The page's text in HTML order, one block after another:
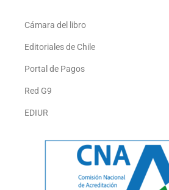
Cámara del libro
Editoriales de Chile
Portal de Pagos
Red G9
EDIUR